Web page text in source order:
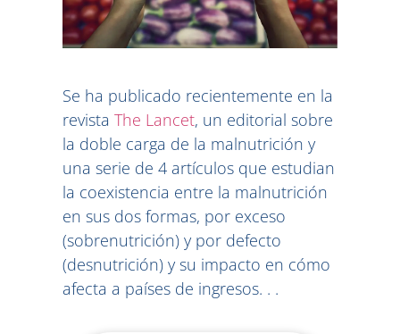
Se ha publicado recientemente en la
revista The Lancet, un editorial sobre
la doble carga de la malnutrición y
una serie de 4 artículos que estudian
la coexistencia entre la malnutrición
en sus dos formas, por exceso
(sobrenutrición) y por defecto
(desnutrición) y su impacto en cómo
afecta a países de ingresos. . .